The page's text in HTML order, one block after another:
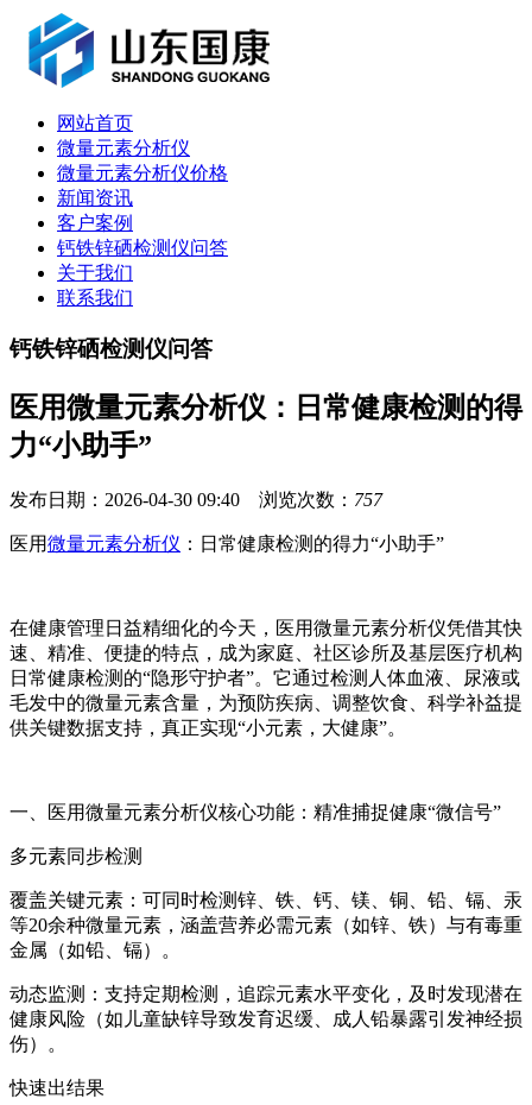
网站首页
微量元素分析仪
微量元素分析仪价格
新闻资讯
客户案例
钙铁锌硒检测仪问答
关于我们
联系我们
钙铁锌硒检测仪问答
医用微量元素分析仪：日常健康检测的得
力“小助手”
发布日期：2026-04-30 09:40 浏览次数： 757
医用微量元素分析仪 ：日常健康检测的得力“小助手”
在健康管理日益精细化的今天，医用微量元素分析仪凭借其快
速、精准、便捷的特点，成为家庭、社区诊所及基层医疗机构
日常健康检测的“隐形守护者”。它通过检测人体血液、尿液或
毛发中的微量元素含量，为预防疾病、调整饮食、科学补益提
供关键数据支持，真正实现“小元素，大健康”。
一、医用微量元素分析仪核心功能：精准捕捉健康“微信号”
多元素同步检测
覆盖关键元素：可同时检测锌、铁、钙、镁、铜、铅、镉、汞
等20余种微量元素，涵盖营养必需元素（如锌、铁）与有毒重
金属（如铅、镉）。
动态监测：支持定期检测，追踪元素水平变化，及时发现潜在
健康风险（如儿童缺锌导致发育迟缓、成人铅暴露引发神经损
伤）。
快速出结果